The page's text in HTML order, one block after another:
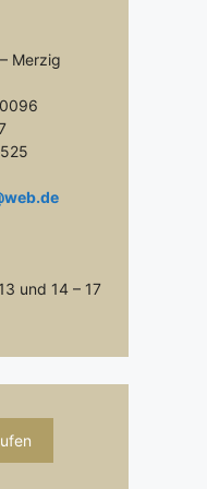
Merzig
und 14 – 17